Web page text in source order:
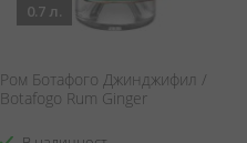
0.7 л.
Ром Ботафого Джинджифил /
Botafogo Rum Ginger